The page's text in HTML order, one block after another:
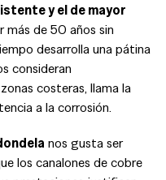
y el de mayor
más de 50 años sin
desarrolla una pátina
consideran
costeras, llama la
a la corrosión.
nos gusta ser
los canalones de cobre